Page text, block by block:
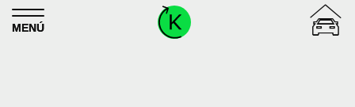
Skip to content
MENÚ